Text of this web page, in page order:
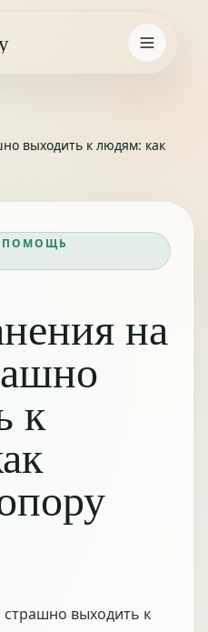
выходить к людям: как
ПОМОЩЬ
на
к
выходить к